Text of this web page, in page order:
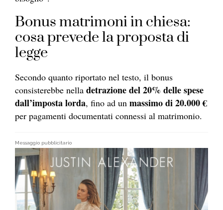
Bonus matrimoni in chiesa:
cosa prevede la proposta di
legge
Secondo quanto riportato nel testo, il bonus
consisterebbe nella detrazione del 20% delle spese
dall’imposta lorda, fino ad un massimo di 20.000 €
per pagamenti documentati connessi al matrimonio.
Messaggio pubblicitario